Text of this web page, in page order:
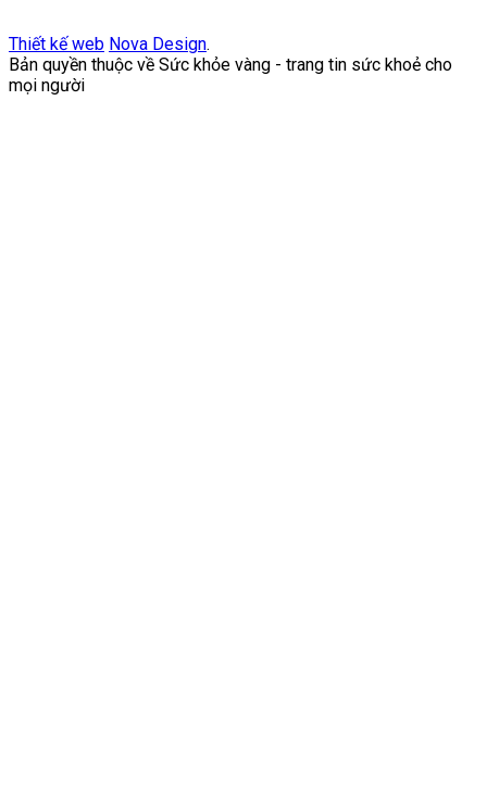
Thiết kế web Nova Design.
Bản quyền thuộc về Sức khỏe vàng - trang tin sức khoẻ cho
mọi người